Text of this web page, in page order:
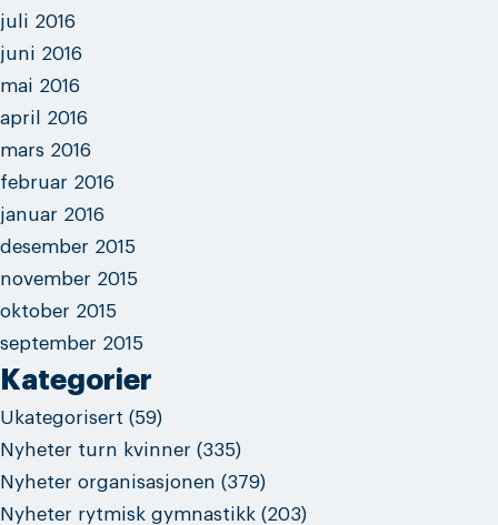
juli 2016
juni 2016
mai 2016
april 2016
mars 2016
februar 2016
januar 2016
desember 2015
november 2015
oktober 2015
september 2015
Kategorier
Ukategorisert (59)
Nyheter turn kvinner (335)
Nyheter organisasjonen (379)
Nyheter rytmisk gymnastikk (203)